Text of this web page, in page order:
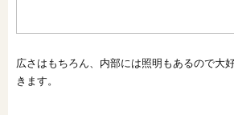
広さはもちろん、内部には照明もあるので大
きます。